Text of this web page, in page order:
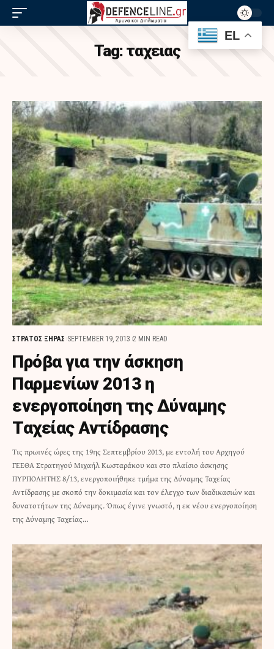
Tag: ταχειας
ΣΤΡΑΤΟΣ ΞΗΡΑΣ SEPTEMBER 19, 2013 2 MIN READ
Πρόβα για την άσκηση
Παρμενίων 2013 η
ενεργοποίηση της Δύναμης
Ταχείας Αντίδρασης
Τις πρωινές ώρες της 19ης Σεπτεμβρίου 2013, με εντολή του Αρχηγού
ΓΕΕΘΑ Στρατηγού Μιχαήλ Κωσταράκου και στο πλαίσιο άσκησης
ΠΥΡΠΟΛΗΤΗΣ 8/13, ενεργοποιήθηκε τμήμα της Δύναμης Ταχείας
Αντίδρασης με σκοπό την δοκιμασία και τον έλεγχο των διαδικασιών και
δυνατοτήτων της Δύναμης. Όπως έγινε γνωστό, η εκ νέου ενεργοποίηση
της Δύναμης Ταχείας…
EL